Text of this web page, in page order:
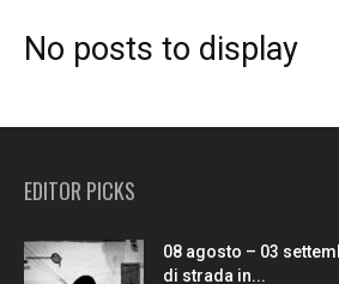
No posts to display
EDITOR PICKS
08 agosto – 03
di strada in...